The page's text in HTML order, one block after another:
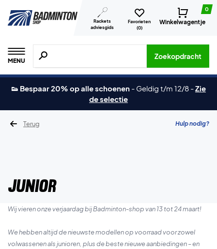
Rackets
adviesgids
Favorieten
(0)
0
Winkelwagentje
MENU
Zoeken naar producten, merken etc.
Zoekopdracht
👟 Bespaar 20% op alle schoenen - Geldig t/m 12/8 -Zie
de selectie
Terug Hulp nodig?
Junior
Wij vieren onze verjaardag bij Badminton-shop van 13 tot 24 maart!
We hebben altijd de nieuwste modellen op voorraad voor zowel
volwassenen als junioren, plus de beste nieuwe aanbiedingen – en